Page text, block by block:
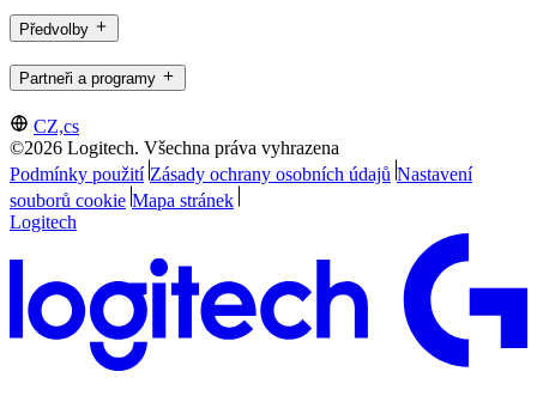
Předvolby
Partneři a programy
CZ,cs
©2026 Logitech. Všechna práva vyhrazena
Podmínky použití Zásady ochrany osobních údajů Nastavení
souborů cookie Mapa stránek
Logitech